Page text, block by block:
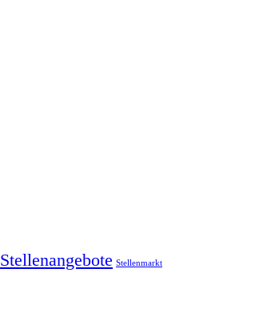
Stellenangebote Stellenmarkt